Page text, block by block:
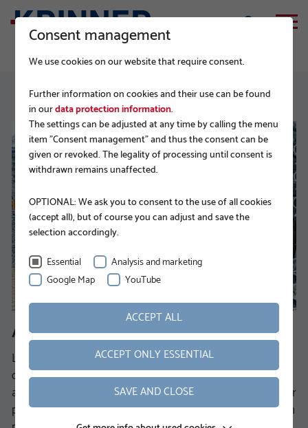
Ancrage au sol
Les ancrages au sol de KRINNER sont une alternative
durable aux fondations en béton classiques. Les ancrages
au sol peuvent être utilisés aussi bien comme fondations par
points dans les fondations plates que dans les fondations en
Consent management
We use cookies on our website that require consent.
Further information on cookies and their use can be found
in ourdata protection information.
The settings can be adjusted at any time by calling the menu
item "Consent management" and thus the consent can be
given or revoked. The legality of processing until consent is
withdrawn remains unaffected.
OPTIONAL: We ask you to consent to the use of all cookies
(accept all), but of course you can adjust and save the
selection accordingly.
Essential
Analysis and marketing
Google Map
YouTube
ACCEPT ALL
ACCEPT ONLY ESSENTIAL
SAVE AND CLOSE